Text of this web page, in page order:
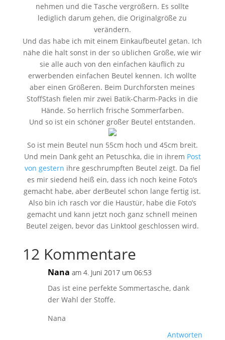
nehmen und die Tasche vergrößern. Es sollte
lediglich darum gehen, die Originalgröße zu
verändern.
Und das habe ich mit einem Einkaufbeutel getan. Ich
nähe die halt sonst in der so üblichen Größe, wie wir
sie alle auch von den einfachen käuflich zu
erwerbenden einfachen Beutel kennen. Ich wollte
aber einen Größeren. Beim Durchforsten meines
StoffStash fielen mir zwei Batik-Charm-Packs in die
Hände. So herrlich frische Sommerfarben.
Und so ist ein schöner großer Beutel entstanden.
So ist mein Beutel nun 55cm hoch und 45cm breit.
Und mein Dank geht an Petuschka, die in ihrem Post
von gestern ihre geschrumpften Beutel zeigt. Da fiel
es mir siedend heiß ein, dass ich noch keine Foto’s
gemacht habe, aber derBeutel schon lange fertig ist.
Also bin ich rasch vor die Haustür, habe die Foto’s
gemacht und kann jetzt noch ganz schnell meinen
Beutel zeigen, bevor das Linktool geschlossen wird.
12 Kommentare
Nana am 4. Juni 2017 um 06:53
Das ist eine perfekte Sommertasche, dank
der Wahl der Stoffe.
Nana
Antworten